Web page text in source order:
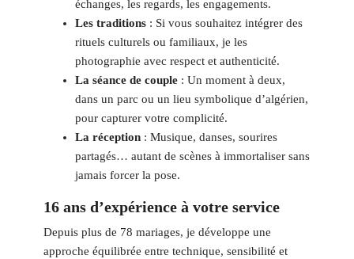
échanges, les regards, les engagements.
Les traditions : Si vous souhaitez intégrer des
rituels culturels ou familiaux, je les
photographie avec respect et authenticité.
La séance de couple : Un moment à deux,
dans un parc ou un lieu symbolique d’algérien,
pour capturer votre complicité.
La réception : Musique, danses, sourires
partagés… autant de scènes à immortaliser sans
jamais forcer la pose.
16 ans d’expérience à votre service
Depuis plus de 78 mariages, je développe une
approche équilibrée entre technique, sensibilité et